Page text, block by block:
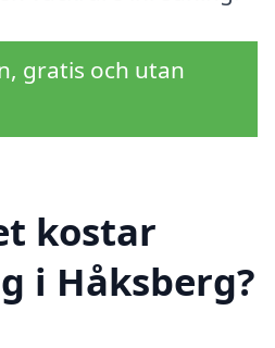
gratis och utan
kostar
i Håksberg?